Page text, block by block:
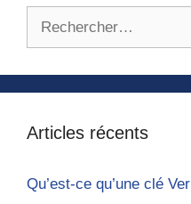
Articles récents
Qu’est-ce qu’une clé